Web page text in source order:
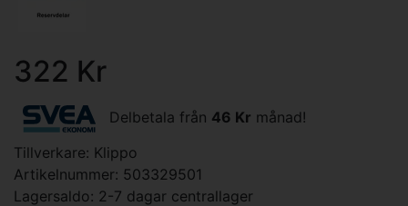
322 Kr
Delbetala från 46 Kr månad!
Tillverkare: Klippo
Artikelnummer: 503329501
Lagersaldo: 2-7 dagar centrallager